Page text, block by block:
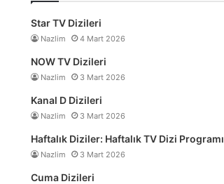
Star TV Dizileri
Nazlim 4 Mart 2026
NOW TV Dizileri
Nazlim 3 Mart 2026
Kanal D Dizileri
Nazlim 3 Mart 2026
Haftalık Diziler: Haftalık TV Dizi Programı
Nazlim 3 Mart 2026
Cuma Dizileri